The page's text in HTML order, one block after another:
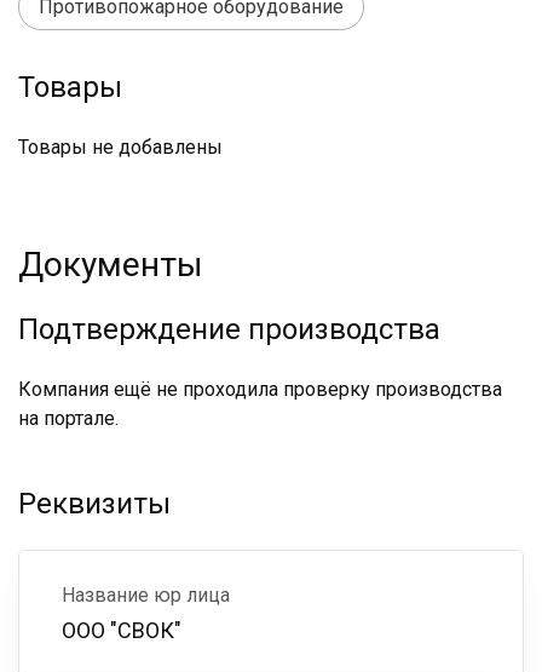
Противопожарное оборудование
Товары
Товары не добавлены
Документы
Подтверждение производства
Компания ещё не проходила проверку производства
на портале.
Реквизиты
Название юр лица
ООО "СВОК"